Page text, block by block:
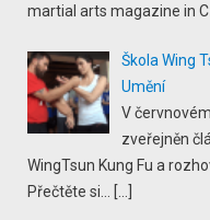
martial arts magazine in
Škola Wing
Umění
V
zveřejněn
WingTsun Kung Fu a
Přečtěte si...